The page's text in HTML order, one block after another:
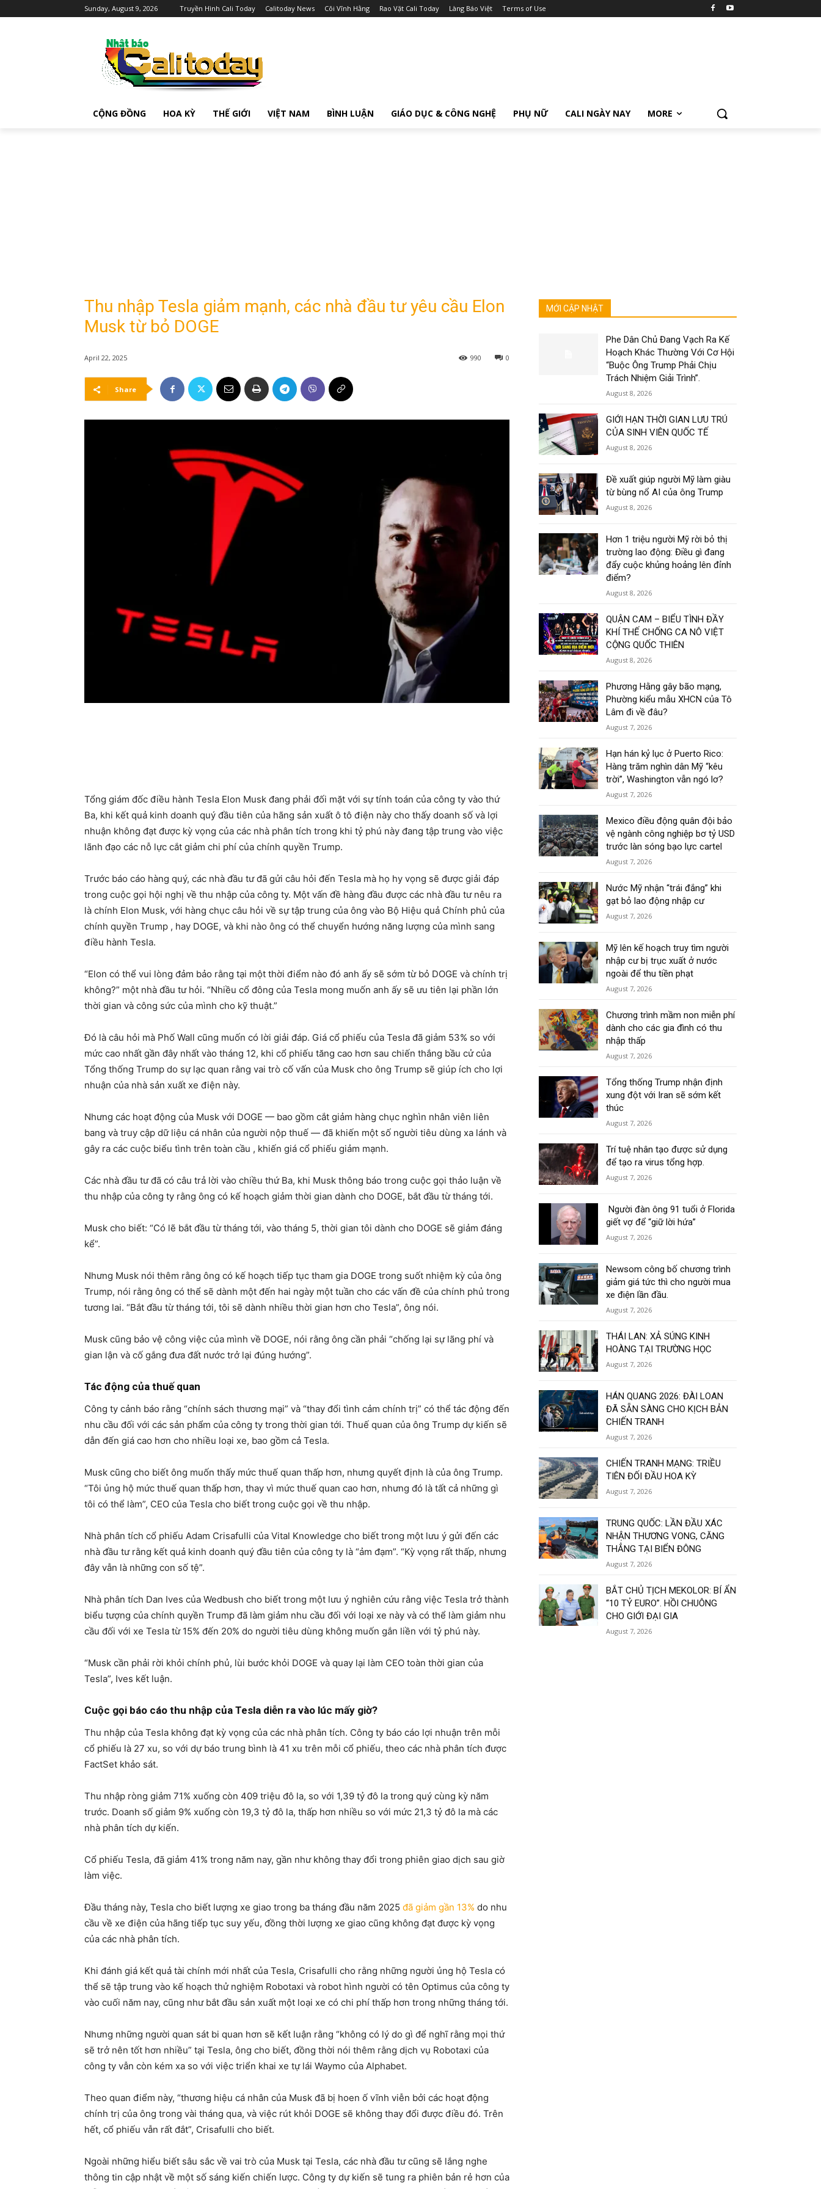
Sunday, August 9, 2026 Truyền Hình Cali Today Calitoday News Cõi Vĩnh Hằng Rao Vặt Cali Today Làng Báo Việt Terms of Use
CỘNG ĐỒNG HOA KỲ THẾ GIỚI VIỆT NAM BÌNH LUẬN GIÁO DỤC & CÔNG NGHỆ PHỤ NỮ CALI NGÀY NAY MORE
Thu nhập Tesla giảm mạnh, các nhà đầu tư yêu cầu Elon
Musk từ bỏ DOGE
April 22, 2025 0
990
Share
Tổng giám đốc điều hành Tesla Elon Musk đang phải đối mặt với sự tính toán của công ty vào thứ
Ba, khi kết quả kinh doanh quý đầu tiên của hãng sản xuất ô tô điện này cho thấy doanh số và lợi
nhuận không đạt được kỳ vọng của các nhà phân tích trong khi tỷ phú này đang tập trung vào việc
lãnh đạo các nỗ lực cắt giảm chi phí của chính quyền Trump.
Trước báo cáo hàng quý, các nhà đầu tư đã gửi câu hỏi đến Tesla mà họ hy vọng sẽ được giải đáp
trong cuộc gọi hội nghị về thu nhập của công ty. Một vấn đề hàng đầu được các nhà đầu tư nêu ra
là chính Elon Musk, với hàng chục câu hỏi về sự tập trung của ông vào Bộ Hiệu quả Chính phủ của
chính quyền Trump , hay DOGE, và khi nào ông có thể chuyển hướng năng lượng của mình sang
điều hành Tesla.
“Elon có thể vui lòng đảm bảo rằng tại một thời điểm nào đó anh ấy sẽ sớm từ bỏ DOGE và chính trị
không?” một nhà đầu tư hỏi. “Nhiều cổ đông của Tesla mong muốn anh ấy sẽ ưu tiên lại phần lớn
thời gian và công sức của mình cho kỹ thuật.”
Đó là câu hỏi mà Phố Wall cũng muốn có lời giải đáp. Giá cổ phiếu của Tesla đã giảm 53% so với
mức cao nhất gần đây nhất vào tháng 12, khi cổ phiếu tăng cao hơn sau chiến thắng bầu cử của
Tổng thống Trump do sự lạc quan rằng vai trò cố vấn của Musk cho ông Trump sẽ giúp ích cho lợi
nhuận của nhà sản xuất xe điện này.
Nhưng các hoạt động của Musk với DOGE — bao gồm cắt giảm hàng chục nghìn nhân viên liên
bang và truy cập dữ liệu cá nhân của người nộp thuế — đã khiến một số người tiêu dùng xa lánh và
gây ra các cuộc biểu tình trên toàn cầu , khiến giá cổ phiếu giảm mạnh.
Các nhà đầu tư đã có câu trả lời vào chiều thứ Ba, khi Musk thông báo trong cuộc gọi thảo luận về
thu nhập của công ty rằng ông có kế hoạch giảm thời gian dành cho DOGE, bắt đầu từ tháng tới.
Musk cho biết: “Có lẽ bắt đầu từ tháng tới, vào tháng 5, thời gian tôi dành cho DOGE sẽ giảm đáng
kể”.
Nhưng Musk nói thêm rằng ông có kế hoạch tiếp tục tham gia DOGE trong suốt nhiệm kỳ của ông
Trump, nói rằng ông có thể sẽ dành một đến hai ngày một tuần cho các vấn đề của chính phủ trong
tương lai. “Bắt đầu từ tháng tới, tôi sẽ dành nhiều thời gian hơn cho Tesla”, ông nói.
Musk cũng bảo vệ công việc của mình về DOGE, nói rằng ông cần phải “chống lại sự lãng phí và
gian lận và cố gắng đưa đất nước trở lại đúng hướng”.
Tác động của thuế quan
Công ty cảnh báo rằng “chính sách thương mại” và “thay đổi tình cảm chính trị” có thể tác động đến
nhu cầu đối với các sản phẩm của công ty trong thời gian tới. Thuế quan của ông Trump dự kiến ​​sẽ
dẫn đến giá cao hơn cho nhiều loại xe, bao gồm cả Tesla.
Musk cũng cho biết ông muốn thấy mức thuế quan thấp hơn, nhưng quyết định là của ông Trump.
“Tôi ủng hộ mức thuế quan thấp hơn, thay vì mức thuế quan cao hơn, nhưng đó là tất cả những gì
tôi có thể làm”, CEO của Tesla cho biết trong cuộc gọi về thu nhập.
Nhà phân tích cổ phiếu Adam Crisafulli của Vital Knowledge cho biết trong một lưu ý gửi đến các
nhà đầu tư rằng kết quả kinh doanh quý đầu tiên của công ty là “ảm đạm”. “Kỳ vọng rất thấp, nhưng
đây vẫn là những con số tệ”.
Nhà phân tích Dan Ives của Wedbush cho biết trong một lưu ý nghiên cứu rằng việc Tesla trở thành
biểu tượng của chính quyền Trump đã làm giảm nhu cầu đối với loại xe này và có thể làm giảm nhu
cầu đối với xe Tesla từ 15% đến 20% do người tiêu dùng không muốn gắn liền với tỷ phú này.
“Musk cần phải rời khỏi chính phủ, lùi bước khỏi DOGE và quay lại làm CEO toàn thời gian của
Tesla”, Ives kết luận.
Cuộc gọi báo cáo thu nhập của Tesla diễn ra vào lúc mấy giờ?
Thu nhập của Tesla không đạt kỳ vọng của các nhà phân tích. Công ty báo cáo lợi nhuận trên mỗi
cổ phiếu là 27 xu, so với dự báo trung bình là 41 xu trên mỗi cổ phiếu, theo các nhà phân tích được
FactSet khảo sát.
Thu nhập ròng giảm 71% xuống còn 409 triệu đô la, so với 1,39 tỷ đô la trong quý cùng kỳ năm
trước. Doanh số giảm 9% xuống còn 19,3 tỷ đô la, thấp hơn nhiều so với mức 21,3 tỷ đô la mà các
nhà phân tích dự kiến.
Cổ phiếu Tesla, đã giảm 41% trong năm nay, gần như không thay đổi trong phiên giao dịch sau giờ
làm việc.
Đầu tháng này, Tesla cho biết lượng xe giao trong ba tháng đầu năm 2025 đã giảm gần 13% do nhu
cầu về xe điện của hãng tiếp tục suy yếu, đồng thời lượng xe giao cũng không đạt được kỳ vọng
của các nhà phân tích.
Khi đánh giá kết quả tài chính mới nhất của Tesla, Crisafulli cho rằng những người ủng hộ Tesla có
thể sẽ tập trung vào kế hoạch thử nghiệm Robotaxi và robot hình người có tên Optimus của công ty
vào cuối năm nay, cũng như bắt đầu sản xuất một loại xe có chi phí thấp hơn trong những tháng tới.
Nhưng những người quan sát bi quan hơn sẽ kết luận rằng “không có lý do gì để nghĩ rằng mọi thứ
sẽ trở nên tốt hơn nhiều” tại Tesla, ông cho biết, đồng thời nói thêm rằng dịch vụ Robotaxi của
công ty vẫn còn kém xa so với việc triển khai xe tự lái Waymo của Alphabet.
Theo quan điểm này, “thương hiệu cá nhân của Musk đã bị hoen ố vĩnh viễn bởi các hoạt động
chính trị của ông trong vài tháng qua, và việc rút khỏi DOGE sẽ không thay đổi được điều đó. Trên
hết, cổ phiếu vẫn rất đắt”, Crisafulli cho biết.
Ngoài những hiểu biết sâu sắc về vai trò của Musk tại Tesla, các nhà đầu tư cũng sẽ lắng nghe
thông tin cập nhật về một số sáng kiến ​​chiến lược. Công ty dự kiến ​​sẽ tung ra phiên bản rẻ hơn của
MỚI CẬP NHẬT
Phe Dân Chủ Đang Vạch Ra Kế
Hoạch Khác Thường Với Cơ Hội
“Buộc Ông Trump Phải Chịu
Trách Nhiệm Giải Trình”.
August 8, 2026
GIỚI HẠN THỜI GIAN LƯU TRÚ
CỦA SINH VIÊN QUỐC TẾ
August 8, 2026
Đề xuất giúp người Mỹ làm giàu
từ bùng nổ AI của ông Trump
August 8, 2026
Hơn 1 triệu người Mỹ rời bỏ thị
trường lao động: Điều gì đang
đẩy cuộc khủng hoảng lên đỉnh
điểm?
August 8, 2026
QUẬN CAM – BIỂU TÌNH ĐẦY
KHÍ THẾ CHỐNG CA NÔ VIỆT
CỘNG QUỐC THIÊN
August 8, 2026
Phương Hằng gây bão mạng,
Phường kiểu mẫu XHCN của Tô
Lâm đi về đâu?
August 7, 2026
Hạn hán kỷ lục ở Puerto Rico:
Hàng trăm nghìn dân Mỹ “kêu
trời”, Washington vẫn ngó lơ?
August 7, 2026
Mexico điều động quân đội bảo
vệ ngành công nghiệp bơ tỷ USD
trước làn sóng bạo lực cartel
August 7, 2026
Nước Mỹ nhận “trái đắng” khi
gạt bỏ lao động nhập cư
August 7, 2026
Mỹ lên kế hoạch truy tìm người
nhập cư bị trục xuất ở nước
ngoài để thu tiền phạt
August 7, 2026
Chương trình mầm non miễn phí
dành cho các gia đình có thu
nhập thấp
August 7, 2026
Tổng thống Trump nhận định
xung đột với Iran sẽ sớm kết
thúc
August 7, 2026
Trí tuệ nhân tạo được sử dụng
để tạo ra virus tổng hợp.
August 7, 2026
Người đàn ông 91 tuổi ở Florida
giết vợ để “giữ lời hứa”
August 7, 2026
Newsom công bố chương trình
giảm giá tức thì cho người mua
xe điện lần đầu.
August 7, 2026
THÁI LAN: XẢ SÚNG KINH
HOÀNG TẠI TRƯỜNG HỌC
August 7, 2026
HÁN QUANG 2026: ĐÀI LOAN
ĐÃ SẴN SÀNG CHO KỊCH BẢN
CHIẾN TRANH
August 7, 2026
CHIẾN TRANH MẠNG: TRIỀU
TIÊN ĐỐI ĐẦU HOA KỲ
August 7, 2026
TRUNG QUỐC: LẦN ĐẦU XÁC
NHẬN THƯƠNG VONG, CĂNG
THẲNG TẠI BIỂN ĐÔNG
August 7, 2026
BẮT CHỦ TỊCH MEKOLOR: BÍ ẨN
“10 TỶ EURO”. HỒI CHUÔNG
CHO GIỚI ĐẠI GIA
August 7, 2026